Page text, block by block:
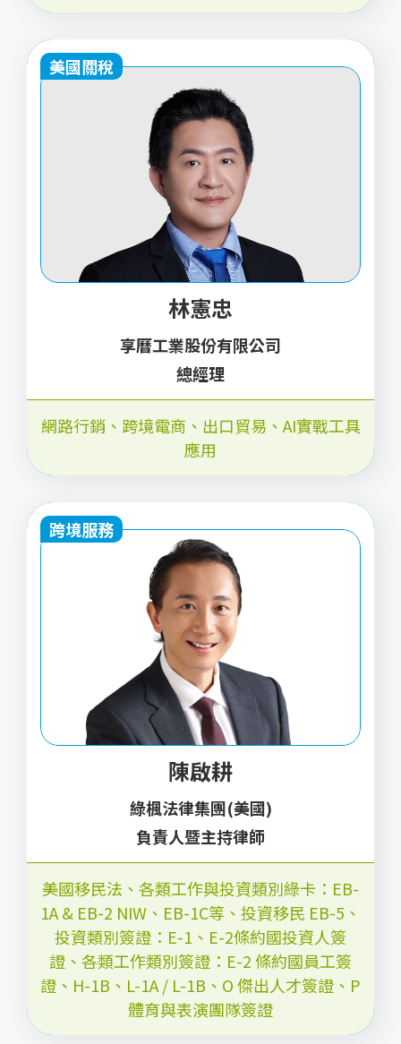
美國關稅
林憲忠
享曆工業股份有限公司
總經理
網路行銷、跨境電商、出口貿易、AI實戰工具
應用
跨境服務
陳啟耕
綠楓法律集團(美國)
負責人暨主持律師
美國移民法、各類工作與投資類別綠卡：EB-
1A & EB-2 NIW、EB-1C等 、 投資移民 EB-5 、
投資類別簽證：E-1、E-2條約國投資人簽
證 、 各類工作類別簽證：E-2 條約國員工簽
證、H-1B、L-1A / L-1B、O 傑出人才簽證、P
體育與表演團隊簽證